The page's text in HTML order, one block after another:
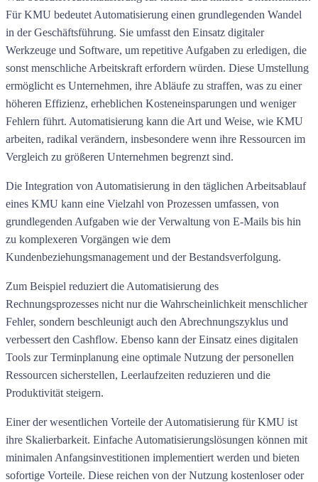
Für KMU bedeutet Automatisierung einen grundlegenden Wandel
in der Geschäftsführung. Sie umfasst den Einsatz digitaler
Werkzeuge und Software, um repetitive Aufgaben zu erledigen, die
sonst menschliche Arbeitskraft erfordern würden. Diese Umstellung
ermöglicht es Unternehmen, ihre Abläufe zu straffen, was zu einer
höheren Effizienz, erheblichen Kosteneinsparungen und weniger
Fehlern führt. Automatisierung kann die Art und Weise, wie KMU
arbeiten, radikal verändern, insbesondere wenn ihre Ressourcen im
Vergleich zu größeren Unternehmen begrenzt sind.
Die Integration von Automatisierung in den täglichen Arbeitsablauf
eines KMU kann eine Vielzahl von Prozessen umfassen, von
grundlegenden Aufgaben wie der Verwaltung von E-Mails bis hin
zu komplexeren Vorgängen wie dem
Kundenbeziehungsmanagement und der Bestandsverfolgung.
Zum Beispiel reduziert die Automatisierung des
Rechnungsprozesses nicht nur die Wahrscheinlichkeit menschlicher
Fehler, sondern beschleunigt auch den Abrechnungszyklus und
verbessert den Cashflow. Ebenso kann der Einsatz eines digitalen
Tools zur Terminplanung eine optimale Nutzung der personellen
Ressourcen sicherstellen, Leerlaufzeiten reduzieren und die
Produktivität steigern.
Einer der wesentlichen Vorteile der Automatisierung für KMU ist
ihre Skalierbarkeit. Einfache Automatisierungslösungen können mit
minimalen Anfangsinvestitionen implementiert werden und bieten
sofortige Vorteile. Diese reichen von der Nutzung kostenloser oder